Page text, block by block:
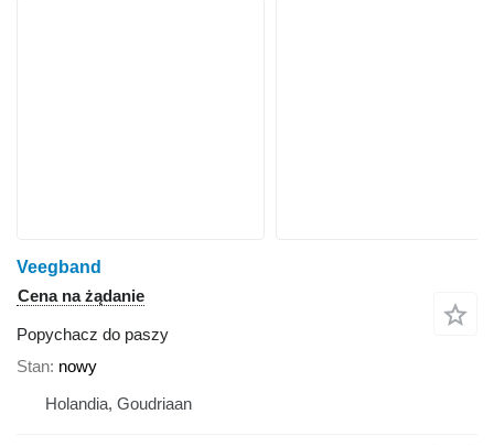
Veegband
Cena na żądanie
Popychacz do paszy
Stan nowy
Holandia, Goudriaan